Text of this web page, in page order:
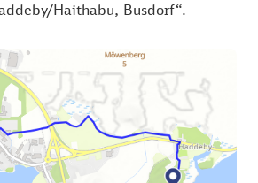
Haithabu, Busdorf“.